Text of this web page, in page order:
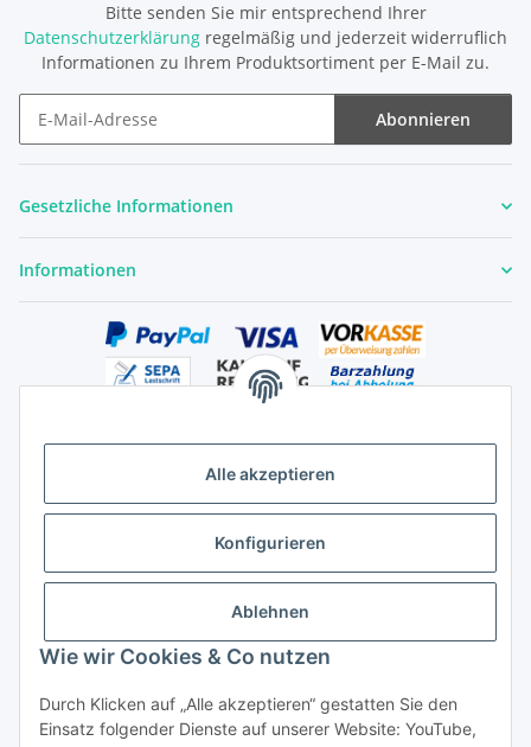
Alle akzeptieren
Konfigurieren
Ablehnen
Wie wir Cookies & Co nutzen
Durch Klicken auf „Alle akzeptieren“ gestatten Sie den
Einsatz folgender Dienste auf unserer Website: YouTube,
Bitte senden Sie mir entsprechend Ihrer
Datenschutzerklärung regelmäßig und jederzeit widerruflich
Informationen zu Ihrem Produktsortiment per E-Mail zu.
Abonnieren
Gesetzliche Informationen
Informationen
Vertrag widerrufen